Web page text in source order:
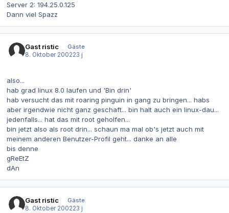
Server 2: 194.25.0.125
Dann viel Spazz
Gast ristic
Gäste
8. Oktober 200223 j
also...
hab grad linux 8.0 laufen und 'Bin drin'
hab versucht das mit roaring pinguin in gang zu bringen... habs
aber irgendwie nicht ganz geschaft... bin halt auch ein linux-dau...
jedenfalls... hat das mit root geholfen...
bin jetzt also als root drin... schaun ma mal ob's jetzt auch mit
meinem anderen Benutzer-Profil geht... danke an alle
bis denne
gReEtZ
dAn
Gast ristic
Gäste
8. Oktober 200223 j